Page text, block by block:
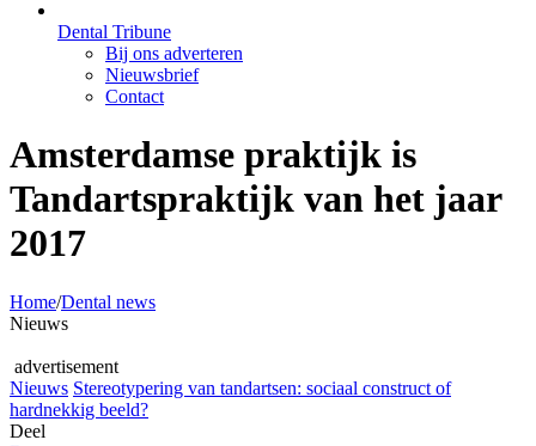
Dental Tribune
Bij ons adverteren
Nieuwsbrief
Contact
Amsterdamse praktijk is
Tandartspraktijk van het jaar
2017
Home/Dental news
Nieuws
advertisement
Nieuws Stereotypering van tandartsen: sociaal construct of
hardnekkig beeld?
Deel